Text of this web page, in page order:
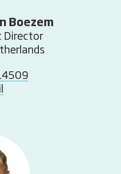
Boezem
Director